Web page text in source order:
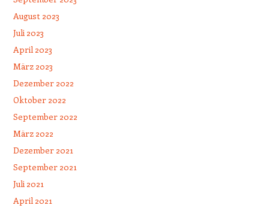
August 2023
Juli 2023
April 2023
März 2023
Dezember 2022
Oktober 2022
September 2022
März 2022
Dezember 2021
September 2021
Juli 2021
April 2021